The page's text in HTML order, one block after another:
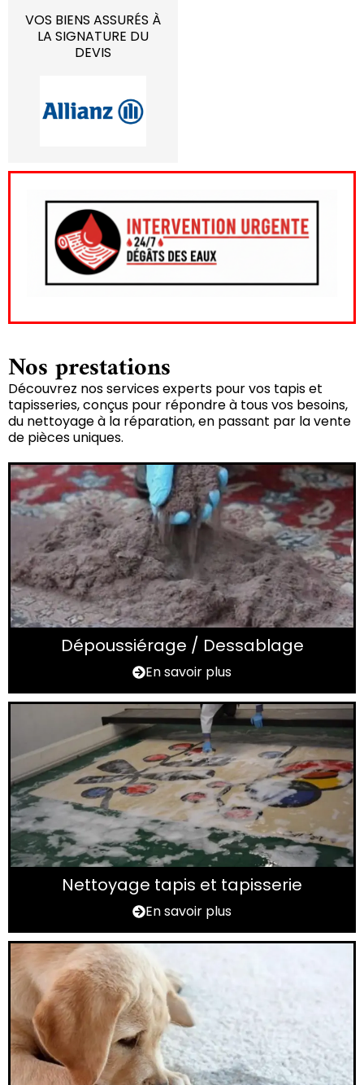
VOS BIENS ASSURÉS À
LA SIGNATURE DU
DEVIS
Nos prestations
Découvrez nos services experts pour vos tapis et
tapisseries, conçus pour répondre à tous vos besoins,
du nettoyage à la réparation, en passant par la vente
de pièces uniques.
Dépoussiérage / Dessablage
En savoir plus
Nettoyage tapis et tapisserie
En savoir plus